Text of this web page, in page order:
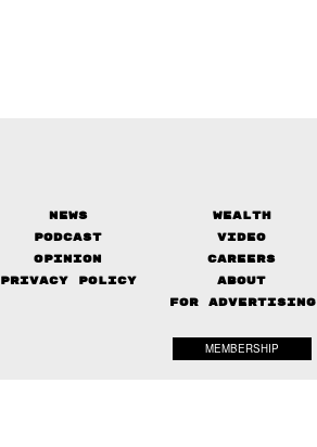
News Wealth
Podcast
Video
Opinion
Careers
Privacy Policy
About
FOR ADVERTISING
MEMBERSHIP